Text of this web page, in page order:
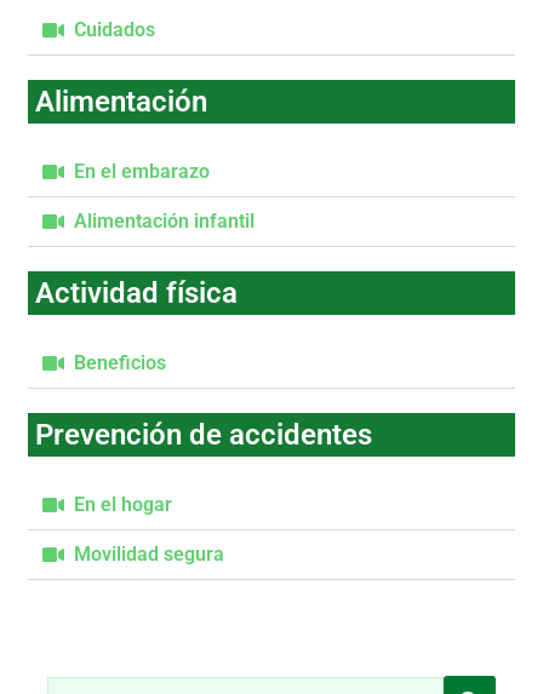
Cuidados
Alimentación
En el embarazo
Alimentación infantil
Actividad física
Beneficios
Prevención de accidentes
En el hogar
Movilidad segura